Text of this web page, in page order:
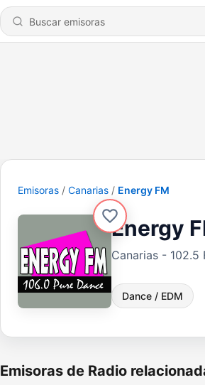
Emisoras Canarias Energy FM
Energy
Canarias - 102.5
Dance / EDM
Emisoras de Radio